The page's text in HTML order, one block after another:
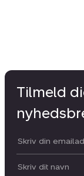
Tilmeld
Din email:
Dit navn: